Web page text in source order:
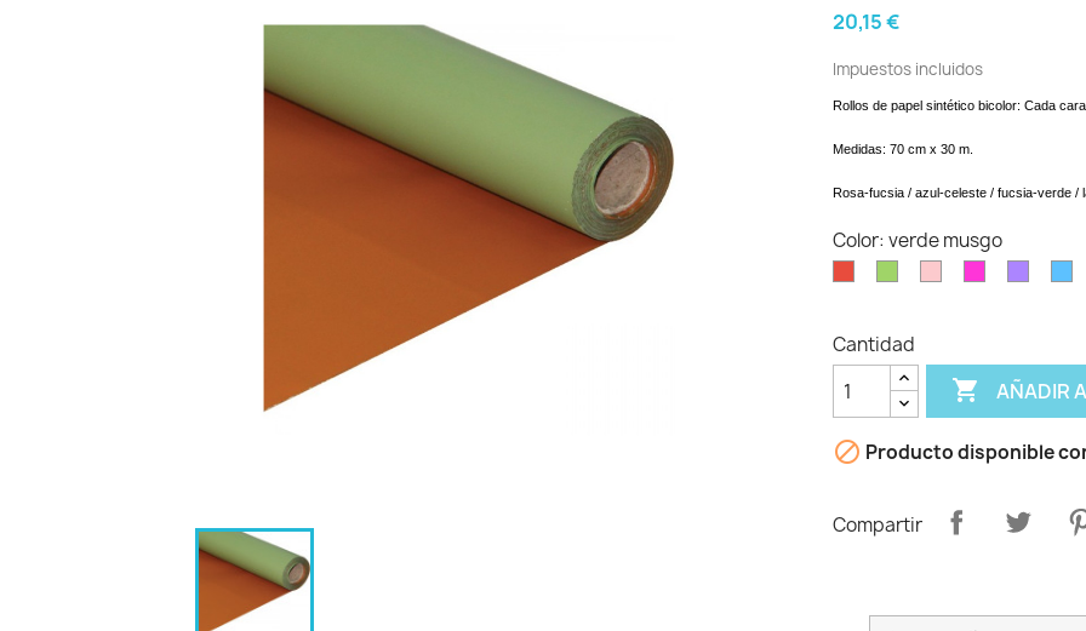
20,15 €
Impuestos incluidos
Rollos de papel sintético bicolor: Cada
Medidas: 70 cm x 30 m.
Rosa-fucsia / azul-celeste / fucsia-verde /
Color: verde musgo
Cantidad
 AÑADIR
 Producto disponible
Compartir